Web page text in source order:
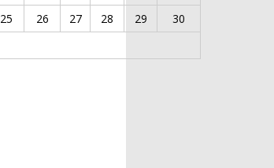
25 26 27 28 29
30